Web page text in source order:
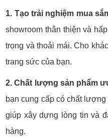
1. Tạo trải nghiệm mua
showroom thân thiện và
trọng và thoải mái. Cho
trang sức của bạn.
2. Chất lượng sản phẩm
bạn cung cấp có chất
giúp xây dựng lòng tin và
hàng.